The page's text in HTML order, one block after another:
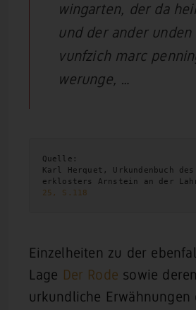
wingarten, der da
und der ander unden
vunfzich marc
werunge, …
Quelle:
Karl Herquet, Urkundenbuch
erklosters Arnstein an der
25, S.118
Einzelheiten zu der
Lage Der Rode sowie
urkundliche Erwähnungen